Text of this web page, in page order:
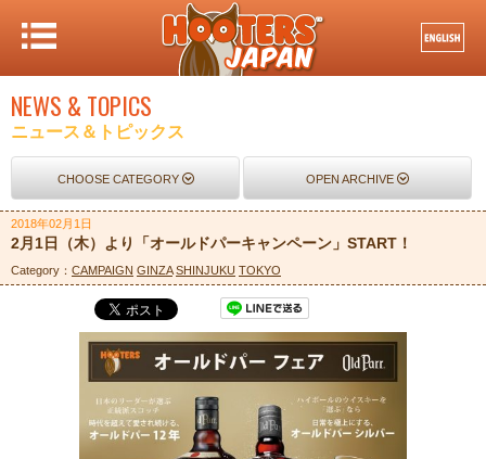
NEWS & TOPICS
ニュース＆トピックス
CHOOSE CATEGORY OPEN ARCHIVE
2018年02月1日
2月1日（木）より「オールドパーキャンペーン」START！
Category： CAMPAIGN GINZA SHINJUKU TOKYO